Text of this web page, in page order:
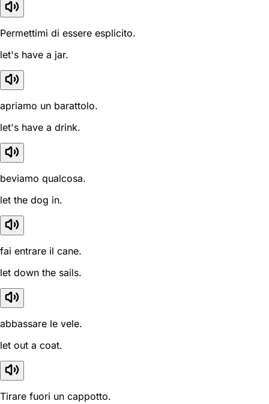
Permettimi di essere esplicito.
let's have a jar.
apriamo un barattolo.
let's have a drink.
beviamo qualcosa.
let the dog in.
fai entrare il cane.
let down the sails.
abbassare le vele.
let out a coat.
Tirare fuori un cappotto.